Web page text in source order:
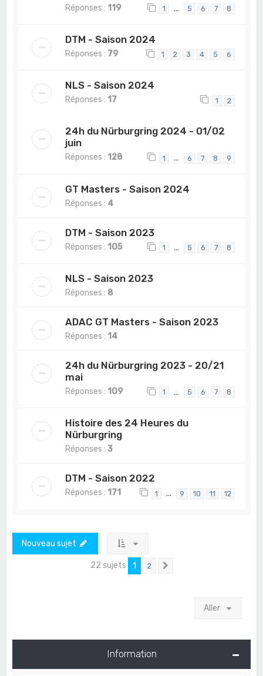
Réponses : 119 1 … 5 6 7 8
DTM - Saison 2024
Réponses : 79 1 2 3 4 5 6
NLS - Saison 2024
Réponses : 17 1 2
24h du Nürburgring 2024 - 01/02
juin
Réponses : 128 1 … 6 7 8 9
GT Masters - Saison 2024
Réponses : 4
DTM - Saison 2023
Réponses : 105 1 … 5 6 7 8
NLS - Saison 2023
Réponses : 8
ADAC GT Masters - Saison 2023
Réponses : 14
24h du Nürburgring 2023 - 20/21
mai
Réponses : 109 1 … 5 6 7 8
Histoire des 24 Heures du
Nürburgring
Réponses :3
DTM - Saison 2022
Réponses : 171 1 … 9 10 11 12
Nouveau sujet
22 sujets 1 2
Aller
Information